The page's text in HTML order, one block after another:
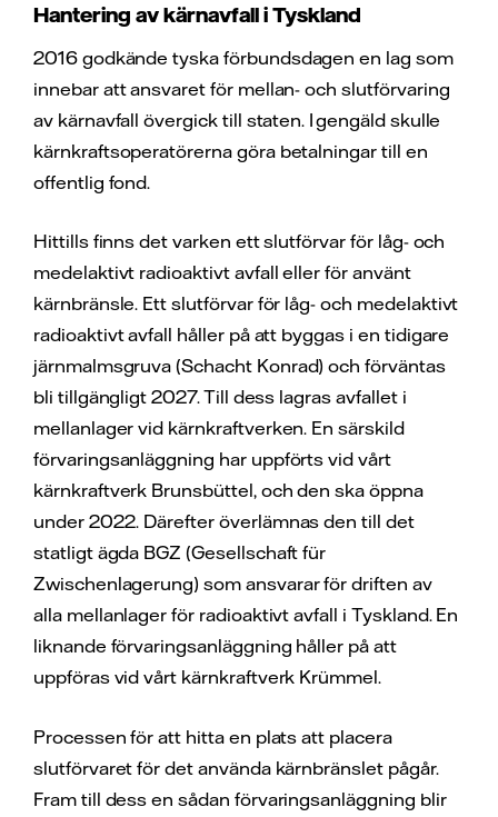
Hantering av kärnavfall i Tyskland
2016 godkände tyska förbundsdagen en lag som
innebar att ansvaret för mellan- och slutförvaring
av kärnavfall övergick till staten. I gengäld skulle
kärnkraftsoperatörerna göra betalningar till en
offentlig fond.
Hittills finns det varken ett slutförvar för låg- och
medelaktivt radioaktivt avfall eller för använt
kärnbränsle. Ett slutförvar för låg- och medelaktivt
radioaktivt avfall håller på att byggas i en tidigare
järnmalmsgruva (Schacht Konrad) och förväntas
bli tillgängligt 2027. Till dess lagras avfallet i
mellanlager vid kärnkraftverken. En särskild
förvaringsanläggning har uppförts vid vårt
kärnkraftverk Brunsbüttel, och den ska öppna
under 2022. Därefter överlämnas den till det
statligt ägda BGZ (Gesellschaft für
Zwischenlagerung) som ansvarar för driften av
alla mellanlager för radioaktivt avfall i Tyskland. En
liknande förvaringsanläggning håller på att
uppföras vid vårt kärnkraftverk Krümmel.
Processen för att hitta en plats att placera
slutförvaret för det använda kärnbränslet pågår.
Fram till dess en sådan förvaringsanläggning blir